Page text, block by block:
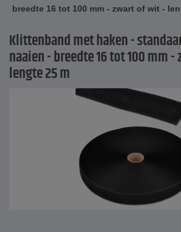
breedte 16 tot 100 mm - zwart of wit -
Klittenband met haken -
naaien - breedte 16 tot 100 mm
lengte 25 m